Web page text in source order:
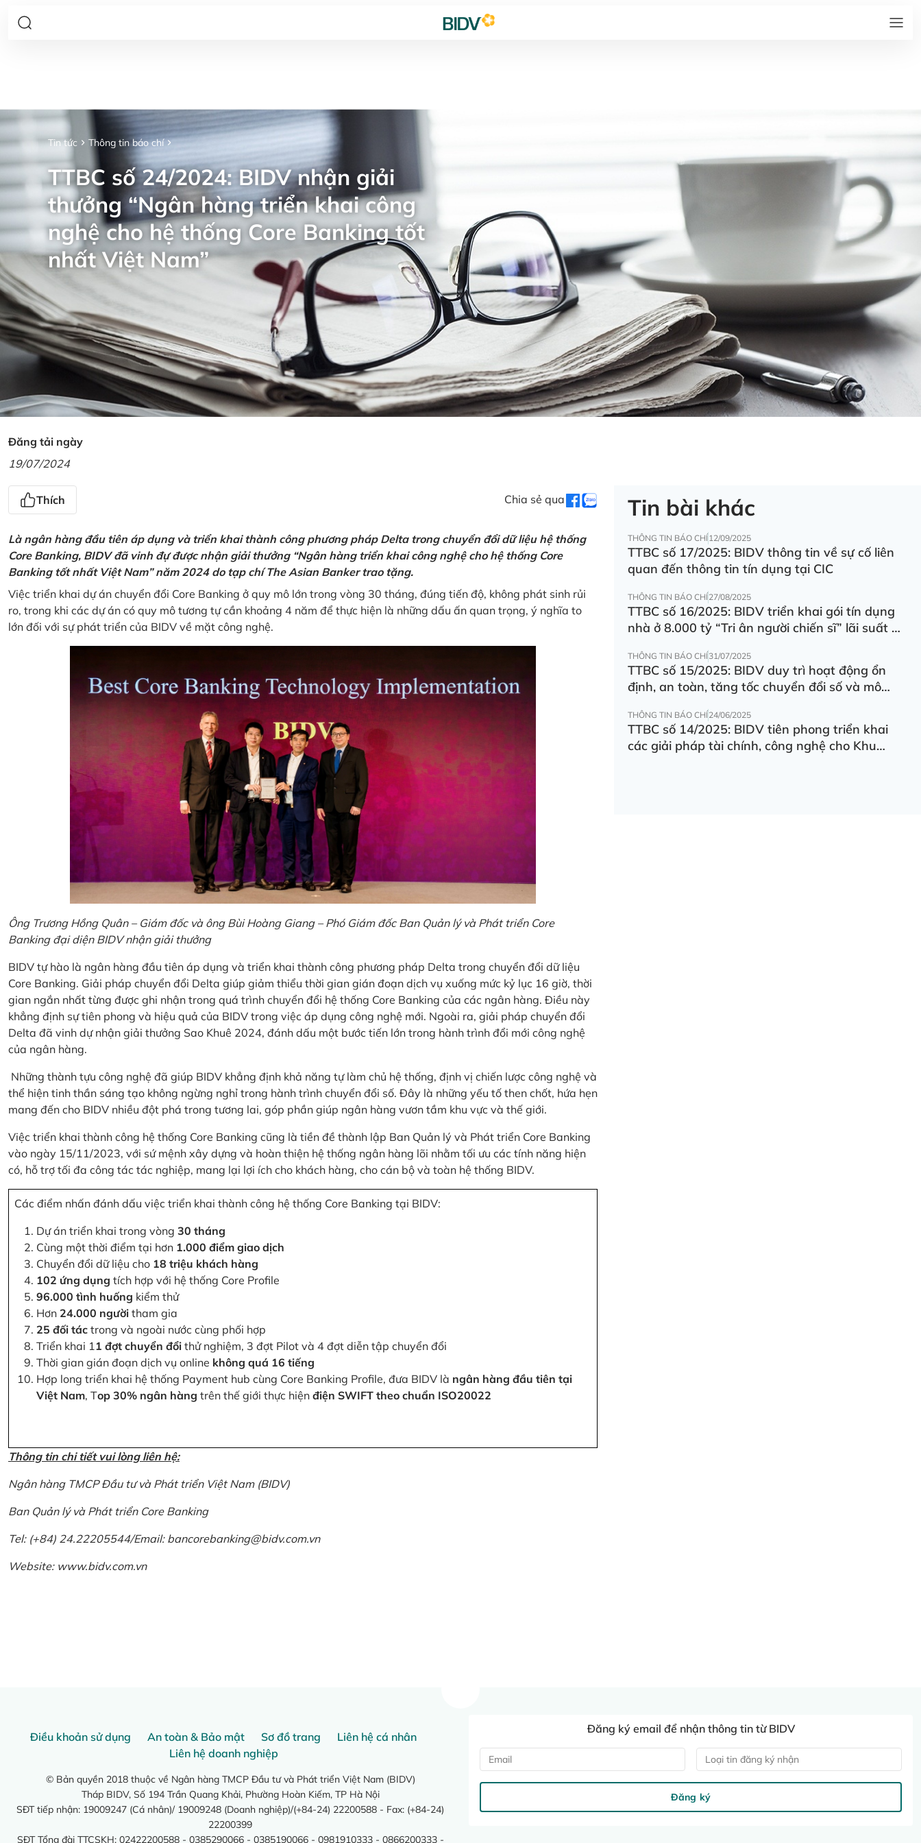
Tin tức Thông tin báo chí
TTBC số 24/2024: BIDV nhận giải
thưởng “Ngân hàng triển khai công
nghệ cho hệ thống Core Banking tốt
nhất Việt Nam”
Đăng tải ngày
19/07/2024
Thích Chia sẻ qua
Là ngân hàng đầu tiên áp dụng và triển khai thành công phương pháp Delta trong chuyển đổi dữ liệu hệ thống
Core Banking, BIDV đã vinh đự được nhận giải thưởng “Ngân hàng triển khai công nghệ cho hệ thống Core
Banking tốt nhất Việt Nam” năm 2024 do tạp chí The Asian Banker trao tặng.
Việc triển khai dự án chuyển đổi Core Banking ở quy mô lớn trong vòng 30 tháng, đúng tiến độ, không phát sinh rủi
ro, trong khi các dự án có quy mô tương tự cần khoảng 4 năm để thực hiện là những dấu ấn quan trọng, ý nghĩa to
lớn đối với sự phát triển của BIDV về mặt công nghệ.
Ông Trương Hồng Quân – Giám đốc và ông Bùi Hoàng Giang – Phó Giám đốc Ban Quản lý và Phát triển Core
Banking đại diện BIDV nhận giải thưởng
BIDV tự hào là ngân hàng đầu tiên áp dụng và triển khai thành công phương pháp Delta trong chuyển đổi dữ liệu
Core Banking. Giải pháp chuyển đổi Delta giúp giảm thiểu thời gian gián đoạn dịch vụ xuống mức kỷ lục 16 giờ, thời
gian ngắn nhất từng được ghi nhận trong quá trình chuyển đổi hệ thống Core Banking của các ngân hàng. Điều này
khẳng định sự tiên phong và hiệu quả của BIDV trong việc áp dụng công nghệ mới. Ngoài ra, giải pháp chuyển đổi
Delta đã vinh dự nhận giải thưởng Sao Khuê 2024, đánh dấu một bước tiến lớn trong hành trình đổi mới công nghệ
của ngân hàng.
Những thành tựu công nghệ đã giúp BIDV khẳng định khả năng tự làm chủ hệ thống, định vị chiến lược công nghệ và
thể hiện tinh thần sáng tạo không ngừng nghỉ trong hành trình chuyển đổi số. Đây là những yếu tố then chốt, hứa hẹn
mang đến cho BIDV nhiều đột phá trong tương lai, góp phần giúp ngân hàng vươn tầm khu vực và thế giới.
Việc triển khai thành công hệ thống Core Banking cũng là tiền đề thành lập Ban Quản lý và Phát triển Core Banking
vào ngày 15/11/2023, với sứ mệnh xây dựng và hoàn thiện hệ thống ngân hàng lõi nhằm tối ưu các tính năng hiện
có, hỗ trợ tối đa công tác tác nghiệp, mang lại lợi ích cho khách hàng, cho cán bộ và toàn hệ thống BIDV.
Các điểm nhấn đánh dấu việc triển khai thành công hệ thống Core Banking tại BIDV:
Dự án triển khai trong vòng 30 tháng
Cùng một thời điểm tại hơn 1.000 điểm giao dịch
Chuyển đổi dữ liệu cho 18 triệu khách hàng
102 ứng dụng tích hợp với hệ thống Core Profile
96.000 tình huống kiểm thử
Hơn 24.000 người tham gia
25 đối tác trong và ngoài nước cùng phối hợp
Triển khai 11 đợt chuyển đổi thử nghiệm, 3 đợt Pilot và 4 đợt diễn tập chuyển đổi
Thời gian gián đoạn dịch vụ online không quá 16 tiếng
Hợp long triển khai hệ thống Payment hub cùng Core Banking Profile, đưa BIDV là ngân hàng đầu tiên tại
Việt Nam, Top 30% ngân hàng trên thế giới thực hiện điện SWIFT theo chuẩn ISO20022
Thông tin chi tiết vui lòng liên hệ:
Ngân hàng TMCP Đầu tư và Phát triển Việt Nam (BIDV)
Ban Quản lý và Phát triển Core Banking
Tel: (+84) 24.22205544/Email: bancorebanking@bidv.com.vn
Website: www.bidv.com.vn
Tin bài khác
THÔNG TIN BÁO CHÍ12/09/2025
TTBC số 17/2025: BIDV thông tin về sự cố liên
quan đến thông tin tín dụng tại CIC
THÔNG TIN BÁO CHÍ27/08/2025
TTBC số 16/2025: BIDV triển khai gói tín dụng
nhà ở 8.000 tỷ “Tri ân người chiến sĩ” lãi suất ưu
THÔNG TIN BÁO CHÍ31/07/2025
TTBC số 15/2025: BIDV duy trì hoạt động ổn
định, an toàn, tăng tốc chuyển đổi số và mô
THÔNG TIN BÁO CHÍ24/06/2025
TTBC số 14/2025: BIDV tiên phong triển khai
các giải pháp tài chính, công nghệ cho Khu
Điều khoản sử dụng An toàn & Bảo mật Sơ đồ trang
Liên hệ cá nhân
Liên hệ doanh nghiệp
© Bản quyền 2018 thuộc về Ngân hàng TMCP Đầu tư và Phát triển Việt Nam (BIDV)
Tháp BIDV, Số 194 Trần Quang Khải, Phường Hoàn Kiếm, TP Hà Nội
SĐT tiếp nhận: 19009247 (Cá nhân)/ 19009248 (Doanh nghiệp)/(+84-24) 22200588 - Fax: (+84-24)
22200399
SĐT Tổng đài TTCSKH: 02422200588 - 0385290066 - 0385190066 - 0981910333 - 0866200333 -
Đăng ký email để nhận thông tin từ BIDV
Loại tin đăng ký nhận
Đăng ký